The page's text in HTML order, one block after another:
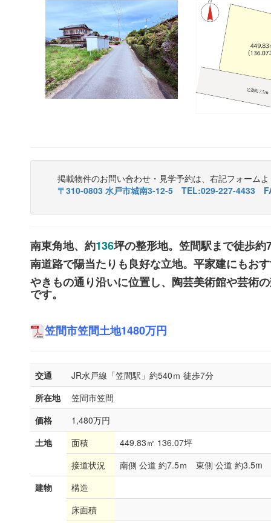
掲載物件のお問い合わせ・見学予約は、右記フォーム
〒310-0803 水戸市城南3-12-5 TEL:029-227-4433
南東角地、約136坪の整形地。笠間駅まで徒歩約
南道路で陽当たりも良好な立地。平家建にもお
やきもの通り沿いに位置し、陶芸美術館や芸術
です。
笠間市笠間土地1480万円
交通
JR水戸線「笠間駅」約540ｍ 徒歩7分
所在地
笠間市笠間
価格
1,480万円
土地
面積
449.83㎡ 136.07坪
接道状況
南側 公道 約7.5ｍ 東側 公道 約3.5m
建物
構造
床面積